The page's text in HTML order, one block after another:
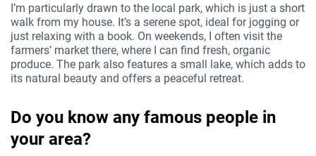
I’m particularly drawn to the local park, which is just a short
walk from my house. It’s a serene spot, ideal for jogging or
just relaxing with a book. On weekends, I often visit the
farmers’ market there, where I can find fresh, organic
produce. The park also features a small lake, which adds to
its natural beauty and offers a peaceful retreat.
Do you know any famous people in
your area?